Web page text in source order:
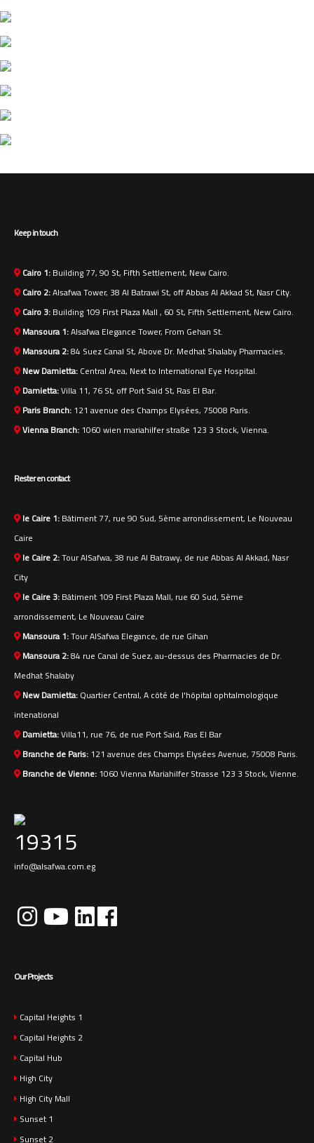
Keep in touch
Cairo 1:Building 77, 90 St, Fifth Settlement, New Cairo.
Cairo 2:Alsafwa Tower, 38 Al Batrawi St, off Abbas Al Akkad St, Nasr City.
Cairo 3:Building 109 First Plaza Mall , 60 St, Fifth Settlement, New Cairo.
Mansoura 1:Alsafwa Elegance Tower, From Gehan St.
Mansoura 2:84 Suez Canal St, Above Dr. Medhat Shalaby Pharmacies.
New Damietta:Central Area, Next to International Eye Hospital.
Damietta:Villa 11, 76 St, off Port Said St, Ras El Bar.
Paris Branch:121 avenue des Champs Elysées, 75008 Paris.
Vienna Branch:1060 wien mariahilfer straße 123 3 Stock, Vienna.
Rester en contact
le Caire 1:Bâtiment 77, rue 90 Sud, 5ème arrondissement, Le Nouveau
Caire
le Caire 2:Tour AlSafwa, 38 rue Al Batrawy, de rue Abbas Al Akkad, Nasr
City
le Caire 3:Bâtiment 109 First Plaza Mall, rue 60 Sud, 5ème
arrondissement, Le Nouveau Caire
Mansoura 1:Tour AlSafwa Elegance, de rue Gihan
Mansoura 2:84 rue Canal de Suez, au-dessus des Pharmacies de Dr.
Medhat Shalaby
New Damietta:Quartier Central, A côté de l'hôpital ophtalmologique
intenational
Damietta:Villa11, rue 76, de rue Port Said, Ras El Bar
Branche de Paris:121 avenue des Champs Elysées Avenue, 75008 Paris.
Branche de Vienne:1060 Vienna Mariahilfer Strasse 123 3 Stock, Vienne.
19315
info@alsafwa.com.eg
Our Projects
Capital Heights 1
Capital Heights 2
Capital Hub
High City
High City Mall
Sunset 1
Sunset 2